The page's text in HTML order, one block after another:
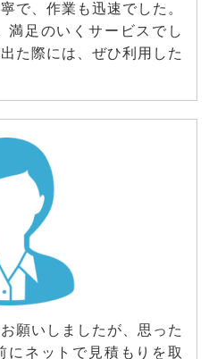
で、作業も迅速でした。
満足のいくサービスでし
た際には、ぜひ利用した
願いしましたが、思った
にネットで見積もりを取